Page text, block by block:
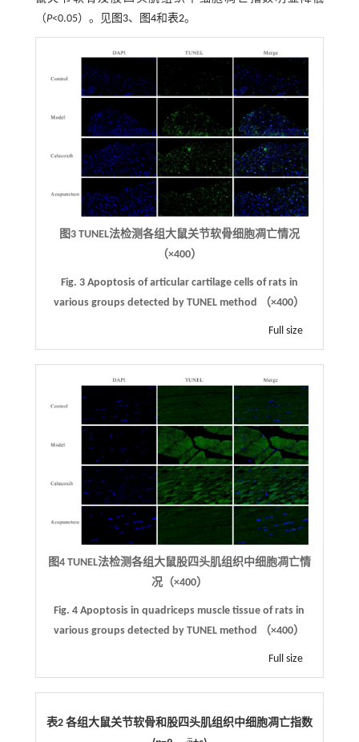
（P<0.05）。见图3、 图4和表2。
图3 TUNEL法检测各组大鼠关节软骨细胞凋亡情况
（×400）
Fig. 3 Apoptosis of articular cartilage cells of rats in
various groups detected by TUNEL method （×400）
Full size
图4 TUNEL法检测各组大鼠股四头肌组织中细胞凋亡情
况（×400）
Fig. 4Apoptosis in quadriceps muscle tissue of rats in
various groups detected by TUNEL method （×400）
Full size
表2 各组大鼠关节软骨和股四头肌组织中细胞凋亡指数